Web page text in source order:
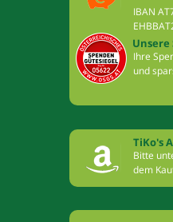
IBAN
Ihre
und
TiKo's
Bitte
dem